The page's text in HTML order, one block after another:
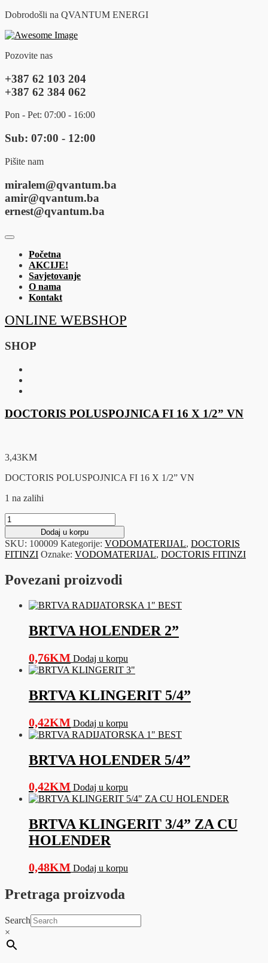
Dobrodošli na QVANTUM ENERGI
Pozovite nas
+387 62 103 204
+387 62 384 062
Pon - Pet: 07:00 - 16:00
Sub: 07:00 - 12:00
Pišite nam
miralem@qvantum.ba
amir@qvantum.ba
ernest@qvantum.ba
Početna
AKCIJE!
Savjetovanje
O nama
Kontakt
ONLINE WEBSHOP
SHOP
DOCTORIS POLUSPOJNICA FI 16 X 1/2” VN
3,43KM
DOCTORIS POLUSPOJNICA FI 16 X 1/2” VN
1 na zalihi
DOCTORIS
POLUSPOJNICA
FI
16
X
VN
Dodaj u korpu
SKU: 100009 Kategorije: VODOMATERIJAL, DOCTORIS
FITINZI Oznake: VODOMATERIJAL, DOCTORIS FITINZI
Povezani proizvodi
BRTVA HOLENDER 2”
0,76KM Dodaj u korpu
BRTVA KLINGERIT 5/4”
0,42KM Dodaj u korpu
BRTVA HOLENDER 5/4”
0,42KM Dodaj u korpu
BRTVA KLINGERIT 3/4” ZA CU
HOLENDER
0,48KM Dodaj u korpu
Pretraga proizvoda
Search
×